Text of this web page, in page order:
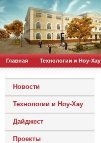
Главная Технологии и Ноу-Хау
Новости
Технологии и Ноу-Хау
Дайджест
Проекты